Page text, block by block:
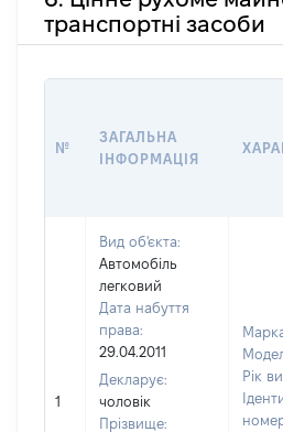
транспортні засоби
№
ЗАГАЛЬНА
ІНФОРМАЦІЯ
1
Вид об'єкта:
Автомобіль
легковий
Дата набуття
права:
29.04.2011
Декларує:
чоловік
Прізвище:
Рік